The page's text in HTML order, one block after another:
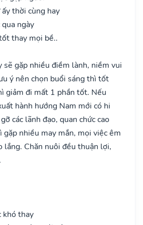
thời cùng hay
ngày
thay mọi bề..
sẽ gặp nhiều điềm lành, niềm vui
ý nên chọn buổi sáng thì tốt
giảm đi mất 1 phần tốt. Nếu
hành hướng Nam mới có hi
các lãnh đạo, quan chức cao
gặp nhiều may mắn, mọi việc êm
lắng. Chăn nuôi đều thuận lợi,
khó thay